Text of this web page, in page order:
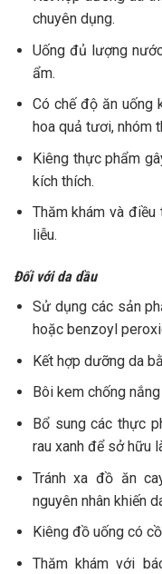
chuyên dụng.
Uống đủ lượng
ẩm.
Có chế độ ăn uống
hoa quả tươi, nhóm
Kiêng thực phẩm
kích thích.
Thăm khám và
liễu.
Đối với da dầu
Sử dụng các sản
hoặc benzoyl
Kết hợp dưỡng da
Bôi kem chống
Bổ sung các thực
rau xanh để sở hữu
Tránh xa đồ ăn
nguyên nhân khiến
Kiêng đồ uống có
Thăm khám với